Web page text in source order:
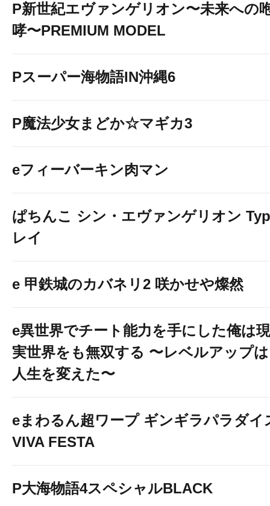
P新世紀エヴァンゲリオン〜未来への
哮〜PREMIUM MODEL
Pスーパー海物語IN沖縄6
P魔法少女まどか☆マギカ3
eフィーバーキン肉マン
ぱちんこ シン・エヴァンゲリオン
レイ
e 甲鉄城のカバネリ2 咲かせや燦然
e異世界でチート能力を手にした俺は現
実世界をも無双する 〜レベルアップは
人生を変えた〜
eまわるん超ワープ ギンギラパラダイ
VIVA FESTA
P大海物語4スペシャルBLACK